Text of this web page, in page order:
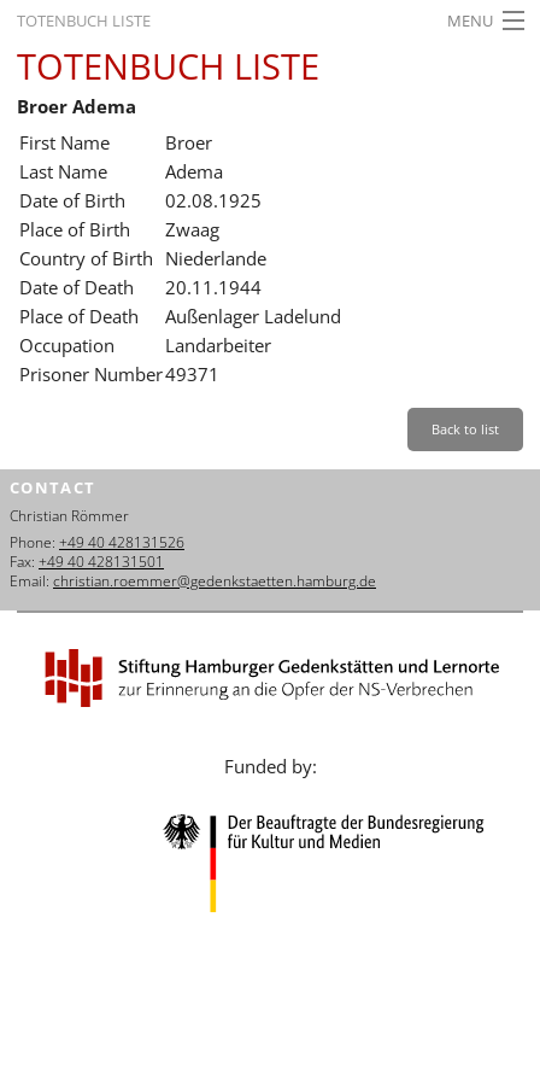
TOTENBUCH LISTE MENU
STARTSEITE
AUSSTELLUNGEN
GESCHICHTE
BILDUNG
FORSCHUNG
SERVICE
Leichte Sprache Back
Dansk
Español
Italiano
Nederlands
Português
TOTENBUCH LISTE
Broer Adema
First Name
Broer
Last Name
Adema
Date of Birth
02.08.1925
Place of Birth
Zwaag
Country of Birth Niederlande
Date of Death
20.11.1944
Place of Death
Außenlager Ladelund
Occupation
Landarbeiter
Prisoner Number49371
Back to list
CONTACT
Christian Römmer
Phone: +49 40 428131526
Fax: +49 40 428131501
Email: christian.roemmer@gedenkstaetten.hamburg.de
Funded by: